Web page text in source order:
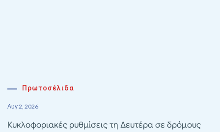
Πρωτοσέλιδα
Αυγ 2, 2026
Κυκλοφοριακές ρυθμίσεις τη Δευτέρα σε δρόμους